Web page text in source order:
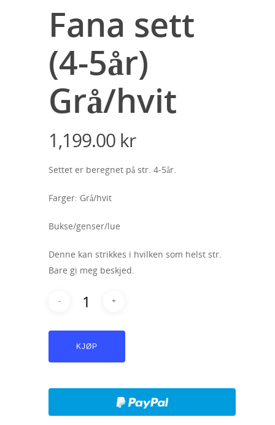
Fana sett
(4-5år)
Grå/hvit
1,199.00 kr
Settet er beregnet på str. 4-5år.
Farger: Grå/hvit
Bukse/genser/lue
Denne kan strikkes i hvilken som helst str.
Bare gi meg beskjed.
KJØP